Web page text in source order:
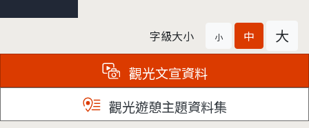
字級大小 小 中 大
觀光文宣資料
觀光遊憩主題資料集